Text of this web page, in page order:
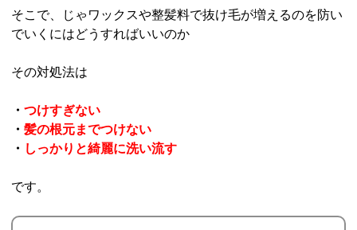
そこで、じゃワックスや整髪料で抜け毛が増えるのを防い
でいくにはどうすればいいのか
その対処法は
・つけすぎない
・髪の根元までつけない
・ しっかりと綺麗に洗い流す
です。